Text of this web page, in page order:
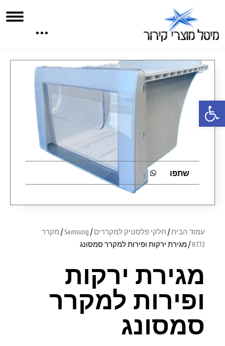
פתח סרגל נגישות
עמוד הבית/ חלקי פלסטיק למקררים/
Samsung
/ מקרר
RT72/ מגירת ירקות ופירות למקרר סמסונג
מגירת ירקות
ופירות למקרר
סמסונג
שתפו